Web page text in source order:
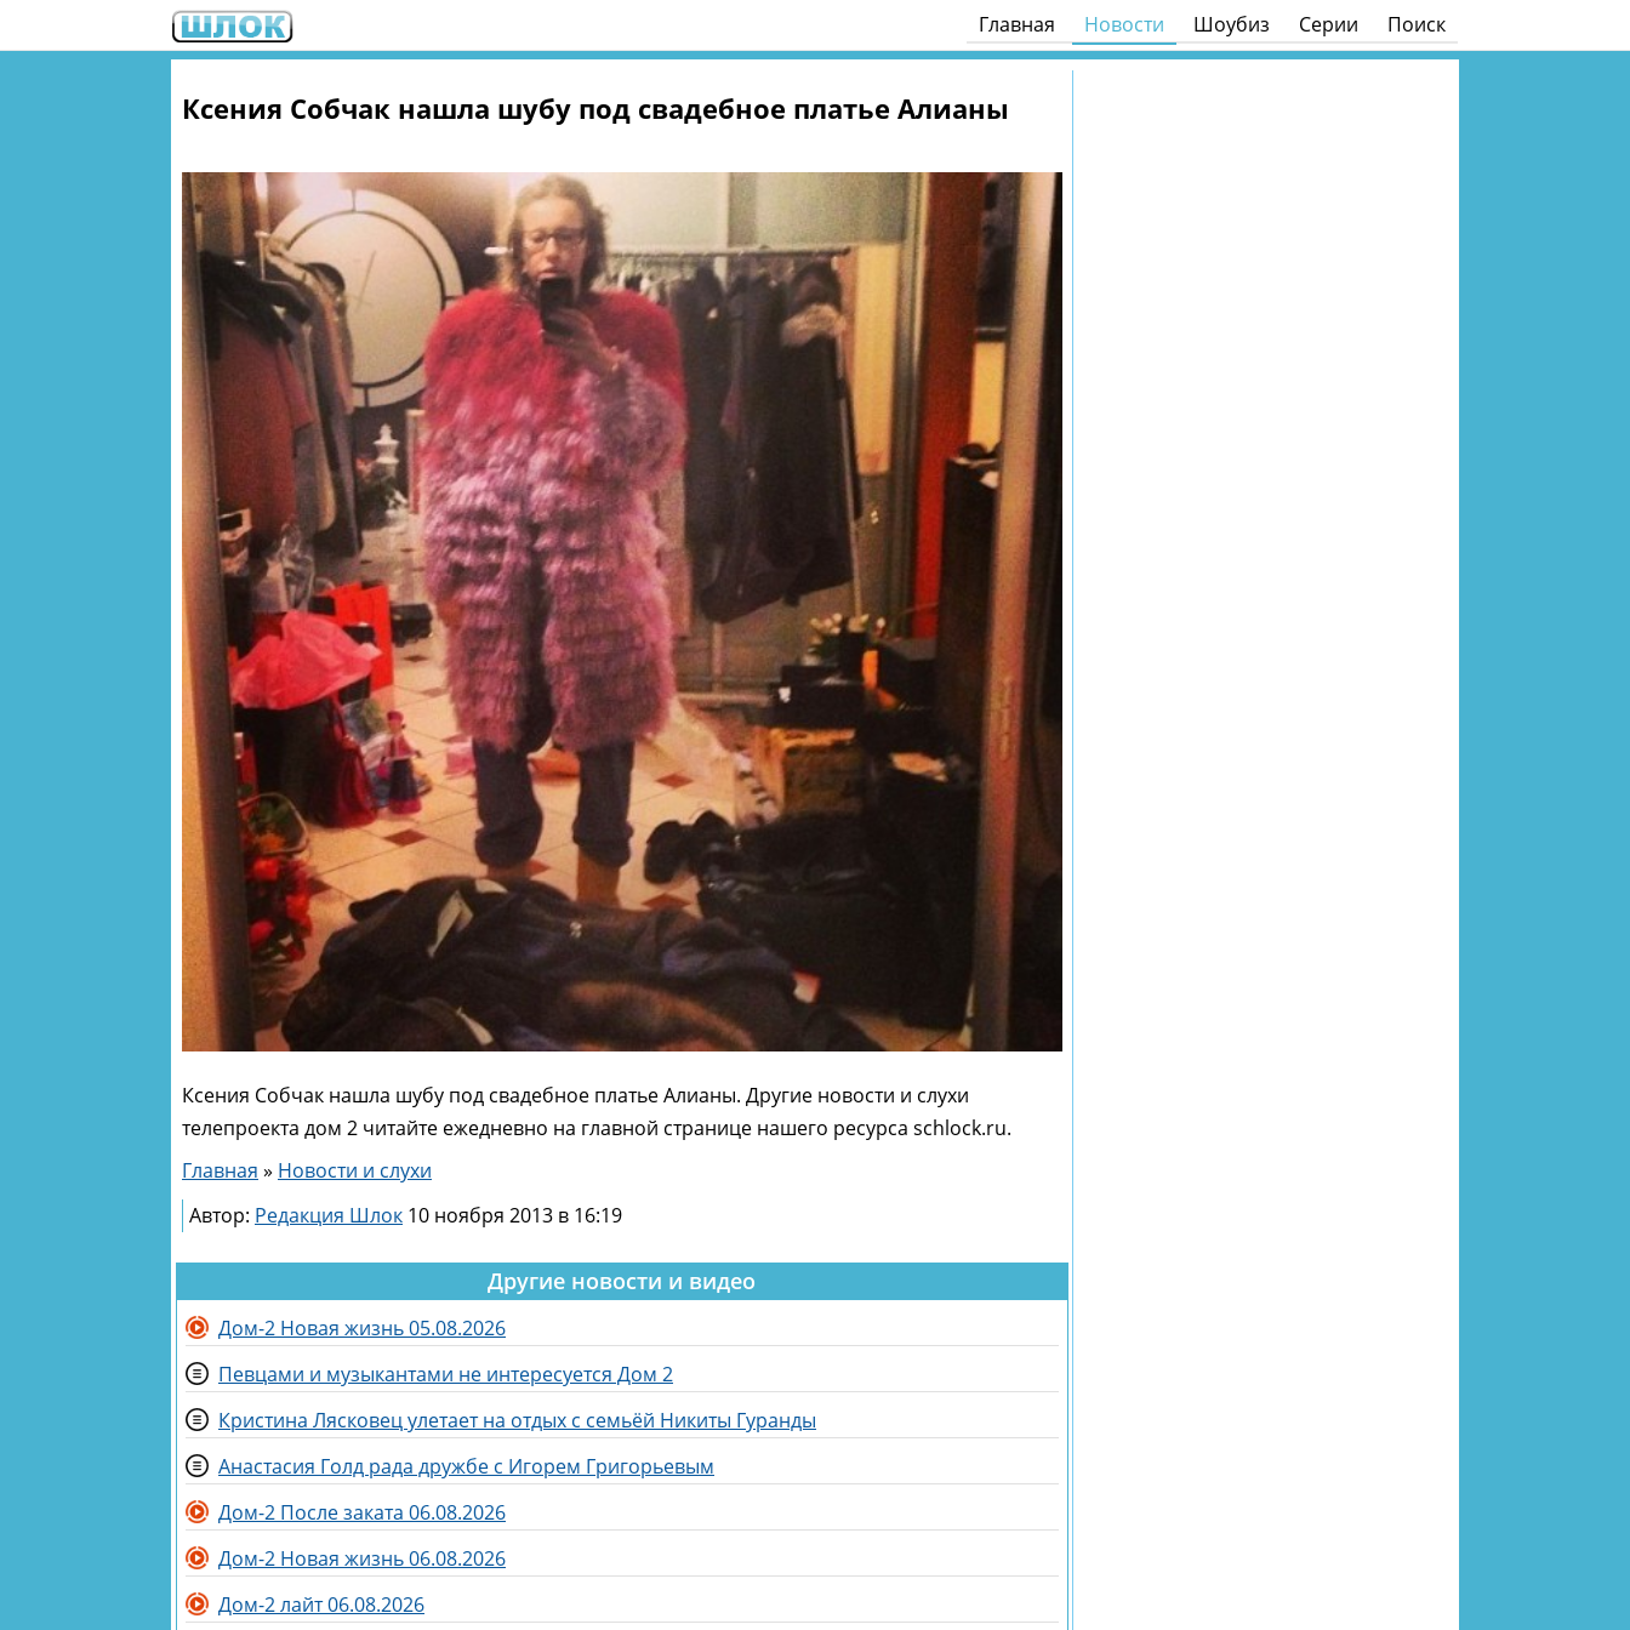
Главная Новости Шоубиз Серии Поиск
Ксения Собчак нашла шубу под свадебное платье Алианы
Ксения Собчак нашла шубу под свадебное платье Алианы. Другие новости и слухи
телепроекта дом 2 читайте ежедневно на главной странице нашего ресурса schlock.ru.
Главная » Новости и слухи
Автор: Редакция Шлок 10 ноября 2013 в 16:19
Другие новости и видео
Дом-2 Новая жизнь 05.08.2026
Певцами и музыкантами не интересуется Дом 2
Кристина Лясковец улетает на отдых с семьёй Никиты Гуранды
Анастасия Голд рада дружбе с Игорем Григорьевым
Дом-2 После заката 06.08.2026
Дом-2 Новая жизнь 06.08.2026
Дом-2 лайт 06.08.2026